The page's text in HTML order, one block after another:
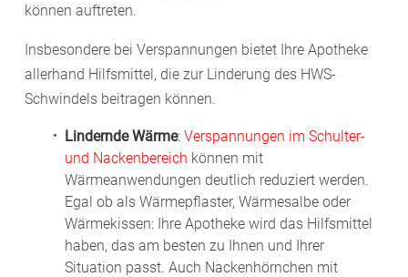
können auftreten.
Insbesondere bei Verspannungen bietet Ihre Apotheke
allerhand Hilfsmittel, die zur Linderung des HWS-
Schwindels beitragen können.
Lindernde Wärme: Verspannungen im Schulter-
und Nackenbereich können mit
Wärmeanwendungen deutlich reduziert werden.
Egal ob als Wärmepflaster, Wärmesalbe oder
Wärmekissen: Ihre Apotheke wird das Hilfsmittel
haben, das am besten zu Ihnen und Ihrer
Situation passt. Auch Nackenhörnchen mit